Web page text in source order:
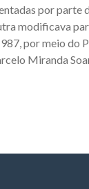
por parte
modificava
por meio do
Miranda